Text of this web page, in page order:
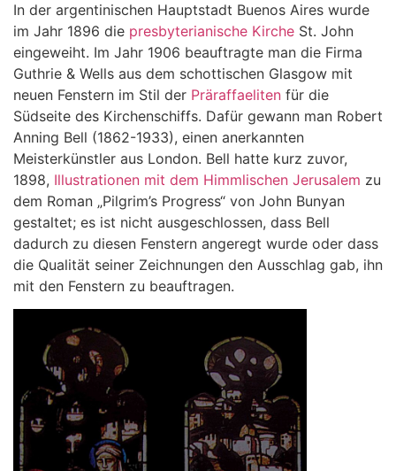
In der argentinischen Hauptstadt Buenos Aires wurde
im Jahr 1896 die presbyterianische Kirche St. John
eingeweiht. Im Jahr 1906 beauftragte man die Firma
Guthrie & Wells aus dem schottischen Glasgow mit
neuen Fenstern im Stil der Präraffaeliten für die
Südseite des Kirchenschiffs. Dafür gewann man Robert
Anning Bell (1862-1933), einen anerkannten
Meisterkünstler aus London. Bell hatte kurz zuvor,
1898, Illustrationen mit dem Himmlischen Jerusalem zu
dem Roman „Pilgrim’s Progress“ von John Bunyan
gestaltet; es ist nicht ausgeschlossen, dass Bell
dadurch zu diesen Fenstern angeregt wurde oder dass
die Qualität seiner Zeichnungen den Ausschlag gab, ihn
mit den Fenstern zu beauftragen.